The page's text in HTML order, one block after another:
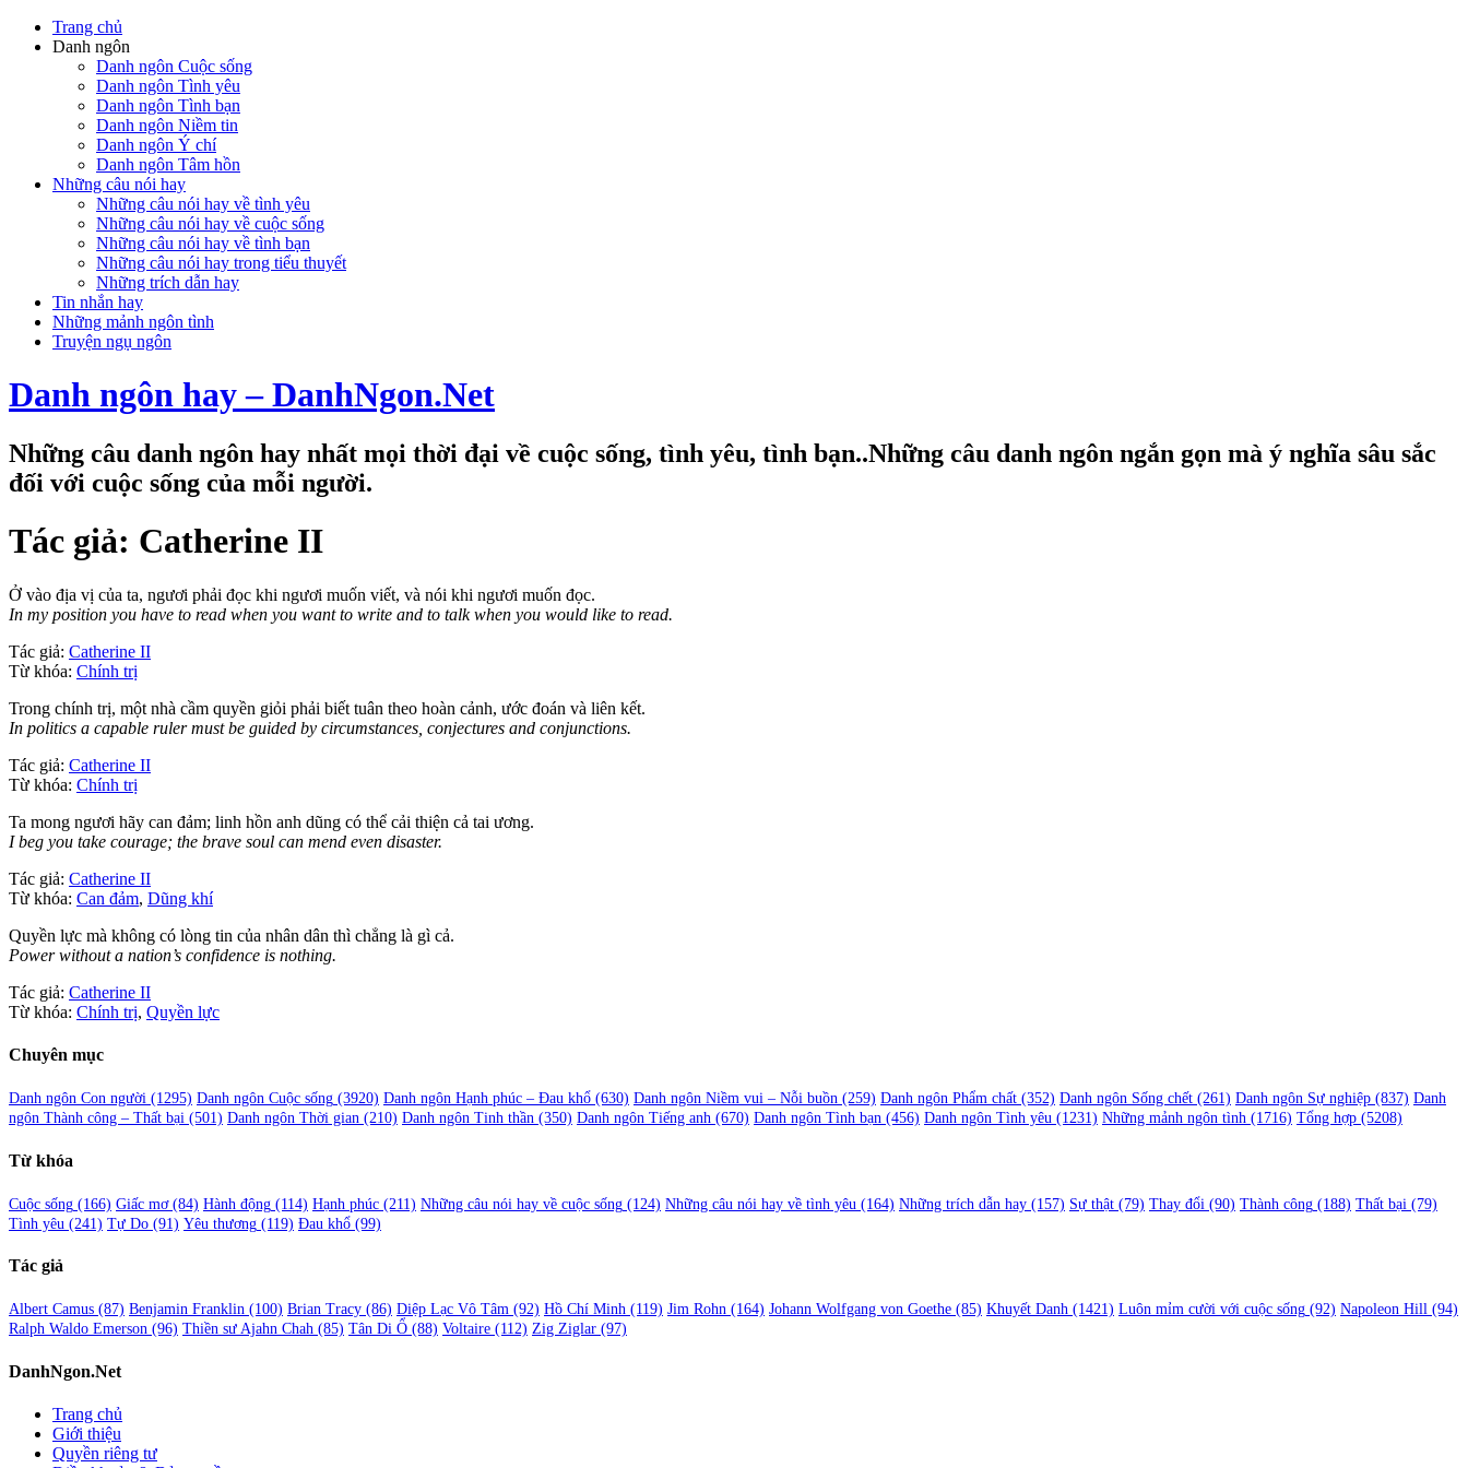
Trang chủ
Danh ngôn
Danh ngôn Cuộc sống
Danh ngôn Tình yêu
Danh ngôn Tình bạn
Danh ngôn Niềm tin
Danh ngôn Ý chí
Danh ngôn Tâm hồn
Những câu nói hay
Những câu nói hay về tình yêu
Những câu nói hay về cuộc sống
Những câu nói hay về tình bạn
Những câu nói hay trong tiểu thuyết
Những trích dẫn hay
Tin nhắn hay
Những mảnh ngôn tình
Truyện ngụ ngôn
Danh ngôn hay – DanhNgon.Net
Những câu danh ngôn hay nhất mọi thời đại về cuộc sống, tình yêu, tình bạn..Những câu danh ngôn ngắn gọn mà ý nghĩa sâu sắc
đối với cuộc sống của mỗi người.
Tác giả: Catherine II
Ở vào địa vị của ta, ngươi phải đọc khi ngươi muốn viết, và nói khi ngươi muốn đọc.
In my position you have to read when you want to write and to talk when you would like to read.
Tác giả: Catherine II
Từ khóa: Chính trị
Trong chính trị, một nhà cầm quyền giỏi phải biết tuân theo hoàn cảnh, ước đoán và liên kết.
In politics a capable ruler must be guided by circumstances, conjectures and conjunctions.
Tác giả: Catherine II
Từ khóa: Chính trị
Ta mong ngươi hãy can đảm; linh hồn anh dũng có thể cải thiện cả tai ương.
I beg you take courage; the brave soul can mend even disaster.
Tác giả: Catherine II
Từ khóa: Can đảm, Dũng khí
Quyền lực mà không có lòng tin của nhân dân thì chẳng là gì cả.
Power without a nation’s confidence is nothing.
Tác giả: Catherine II
Từ khóa: Chính trị, Quyền lực
Chuyên mục
Danh ngôn Con người (1295) Danh ngôn Cuộc sống (3920) Danh ngôn Hạnh phúc – Đau khổ (630) Danh ngôn Niềm vui – Nỗi buồn (259) Danh ngôn Phẩm chất (352) Danh ngôn Sống chết (261) Danh ngôn Sự nghiệp (837) Danh
ngôn Thành công – Thất bại (501) Danh ngôn Thời gian (210) Danh ngôn Tinh thần (350) Danh ngôn Tiếng anh (670) Danh ngôn Tình bạn (456) Danh ngôn Tình yêu (1231) Những mảnh ngôn tình (1716) Tổng hợp (5208)
Từ khóa
Cuộc sống (166) Giấc mơ(84) Hành động (114) Hạnh phúc (211) Những câu nói hay về cuộc sống (124) Những câu nói hay về tình yêu (164) Những trích dẫn hay (157) Sự thật (79) Thay đổi (90) Thành công (188) Thất bại (79)
Tình yêu (241) Tự Do (91) Yêu thương (119) Đau khổ (99)
Tác giả
Albert Camus (87) Benjamin Franklin (100) Brian Tracy (86) Diệp Lạc Vô Tâm (92) Hồ Chí Minh (119) Jim Rohn (164) Johann Wolfgang von Goethe (85) Khuyết Danh (1421) Luôn mỉm cười với cuộc sống (92) Napoleon Hill (94)
Ralph Waldo Emerson (96) Thiền sư Ajahn Chah (85) Tân Di Ổ (88) Voltaire (112) Zig Ziglar (97)
DanhNgon.Net
Trang chủ
Giới thiệu
Quyền riêng tư